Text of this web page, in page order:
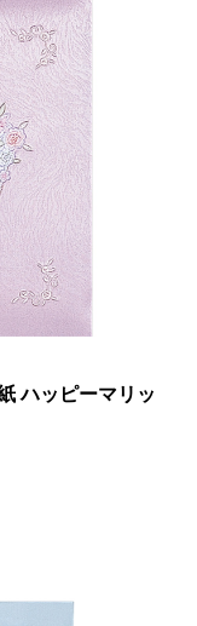
ハッピーマリッ